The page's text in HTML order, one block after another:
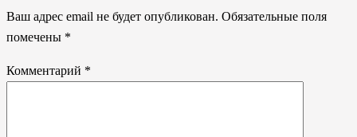
Ваш адрес email не будет опубликован. Обязательные поля
помечены *
Комментарий *